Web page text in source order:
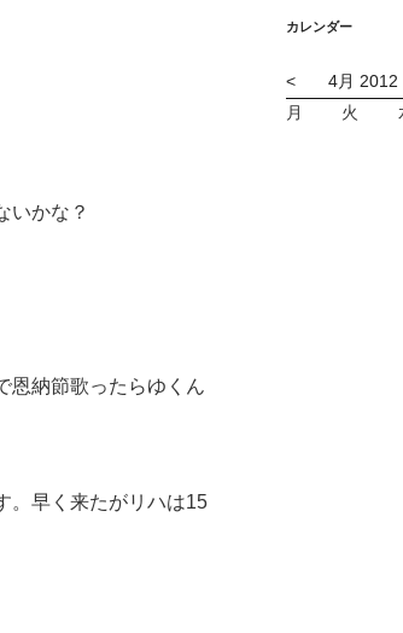
いかな？
恩納節歌ったらゆくん
。早く来たがリハは15
カレンダー
<
4月 2012
月
火